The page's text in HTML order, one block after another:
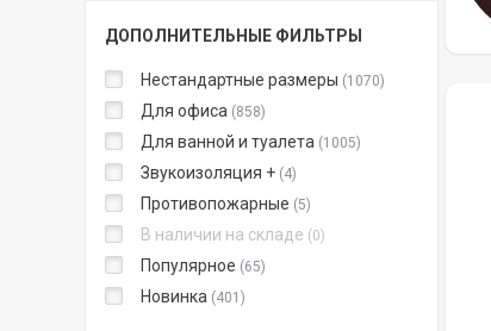
ДОПОЛНИТЕЛЬНЫЕ ФИЛЬТРЫ
Нестандартные размеры 1070
Для офиса 858
Для ванной и туалета 1005
Звукоизоляция + 4
Противопожарные 5
В наличии на складе 0
Популярное 65
Новинка 401